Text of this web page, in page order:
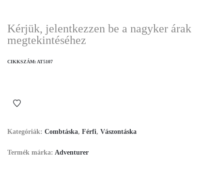
Kérjük, jelentkezzen be a nagyker árak
megtekintéséhez
CIKKSZÁM: AT5107
Kategóriák: Combtáska, Férfi, Vászontáska
Termék márka: Adventurer